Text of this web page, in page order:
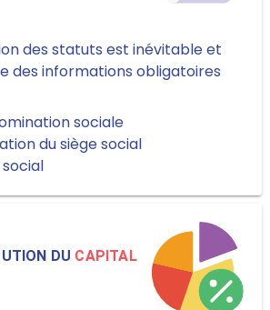
des statuts est inévitable et
des informations obligatoires
sociale
du siège social
social
DU CAPITAL